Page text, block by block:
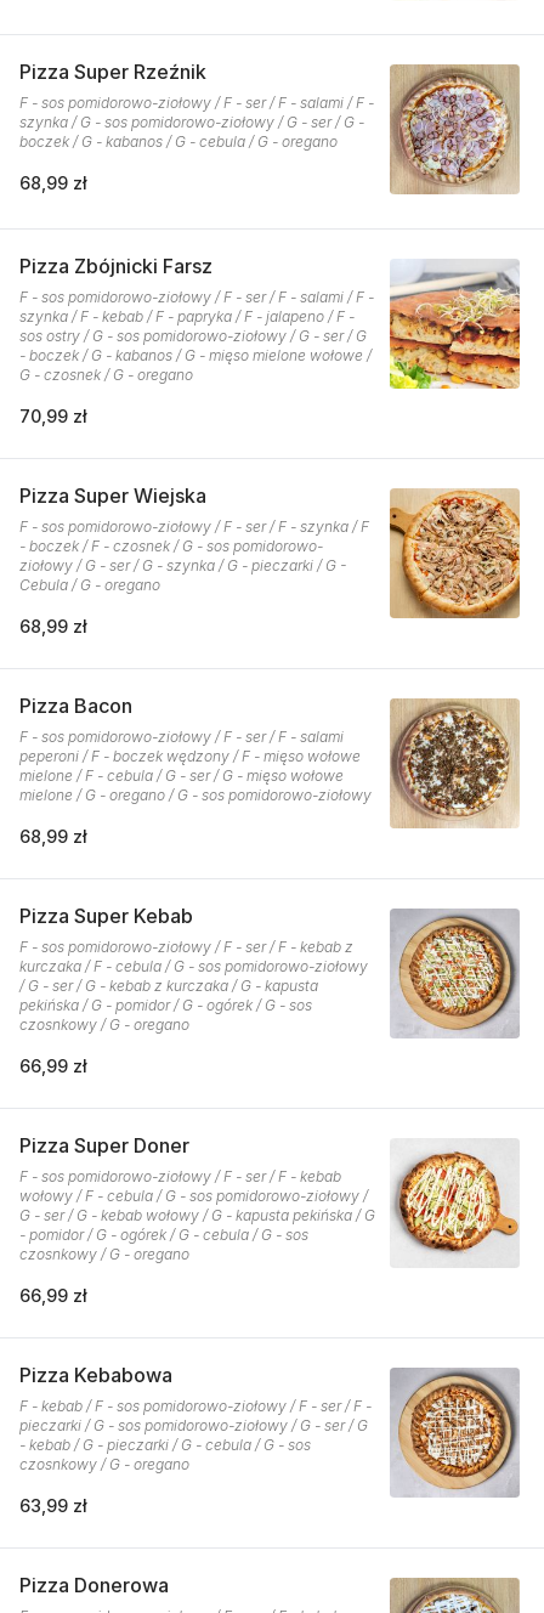
Pizza Super Rzeźnik
F - sos pomidorowo-ziołowy / F - ser / F - salami / F -
szynka / G - sos pomidorowo-ziołowy / G - ser / G -
boczek / G - kabanos / G - cebula / G - oregano
68,99 zł
Pizza Zbójnicki Farsz
F - sos pomidorowo-ziołowy / F - ser / F - salami / F -
szynka / F - kebab / F - papryka / F - jalapeno / F -
sos ostry / G - sos pomidorowo-ziołowy / G - ser / G
- boczek / G - kabanos / G - mięso mielone wołowe /
G - czosnek / G - oregano
70,99 zł
Pizza Super Wiejska
F - sos pomidorowo-ziołowy / F - ser / F - szynka / F
- boczek / F - czosnek / G - sos pomidorowo-
ziołowy / G - ser / G - szynka / G - pieczarki / G -
Cebula / G - oregano
68,99 zł
Pizza Bacon
F - sos pomidorowo-ziołowy / F - ser / F - salami
peperoni / F - boczek wędzony / F - mięso wołowe
mielone / F - cebula / G - ser / G - mięso wołowe
mielone / G - oregano / G - sos pomidorowo-ziołowy
68,99 zł
Pizza Super Kebab
F - sos pomidorowo-ziołowy / F - ser / F - kebab z
kurczaka / F - cebula / G - sos pomidorowo-ziołowy
/ G - ser / G - kebab z kurczaka / G - kapusta
pekińska / G - pomidor / G - ogórek / G - sos
czosnkowy / G - oregano
66,99 zł
Pizza Super Doner
F - sos pomidorowo-ziołowy / F - ser / F - kebab
wołowy / F - cebula / G - sos pomidorowo-ziołowy /
G - ser / G - kebab wołowy / G - kapusta pekińska / G
- pomidor / G - ogórek / G - cebula / G - sos
czosnkowy / G - oregano
66,99 zł
Pizza Kebabowa
F - kebab / F - sos pomidorowo-ziołowy / F - ser / F -
pieczarki / G - sos pomidorowo-ziołowy / G - ser / G
- kebab / G - pieczarki / G - cebula / G - sos
czosnkowy / G - oregano
63,99 zł
Pizza Donerowa